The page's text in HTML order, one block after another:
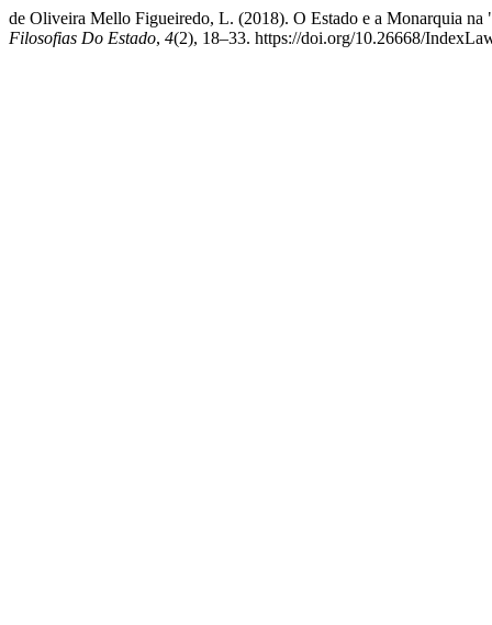
de Oliveira Mello Figueiredo, L. (2018). O Estado e a Monarquia
Filosofias Do Estado, 4(2), 18–33. https://doi.org/10.26668/